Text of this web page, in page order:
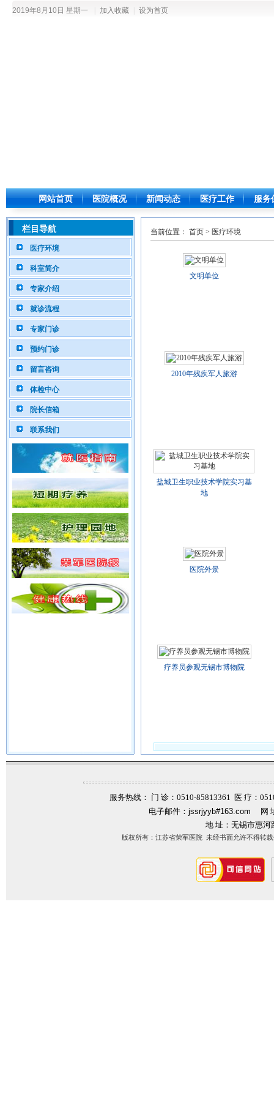
2019年8月10日 星期一 加入收藏 设为首页
网站首页 医院概况 新闻动态 医疗工作 服务
栏目导航
医疗环境
科室简介
专家介绍
就诊流程
专家门诊
预约门诊
留言咨询
体检中心
院长信箱
联系我们
当前位置： 首页 > 医疗环境
文明单位
2010年残疾军人旅游
盐城卫生职业技术学院实习基
地
医院外景
疗养员参观无锡市博物院
服务热线： 门 诊：0510-85813361 医 疗：
电子邮件： jssrjyyb#163.com
网
地 址：无锡市惠河
版权所有：江苏省荣军医院 未经书面允许不得转